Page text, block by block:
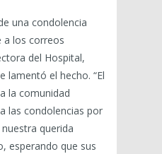
una condolencia
a los correos
del Hospital,
lamentó el hecho. “El
la comunidad
las condolencias por
querida
esperando que sus